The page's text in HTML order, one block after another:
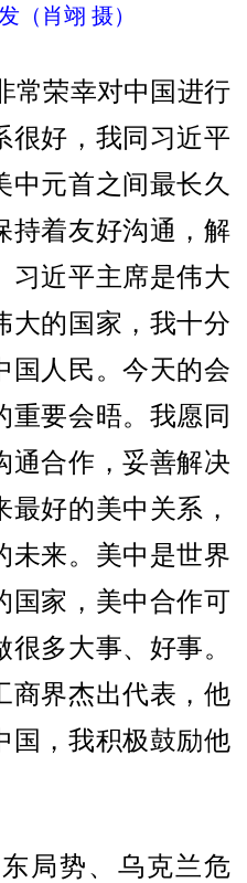
（肖翊 摄）
常荣幸对中国进行
很好，我同习近平
中元首之间最长久
持着友好沟通，解
习近平主席是伟大
大的国家，我十分
国人民。今天的会
重要会晤。我愿同
通合作，妥善解决
好的美中关系，
未来。美中是世界
国家，美中合作可
多大事、好事。
商界杰出代表，他
国，我积极鼓励他
局势、乌克兰危